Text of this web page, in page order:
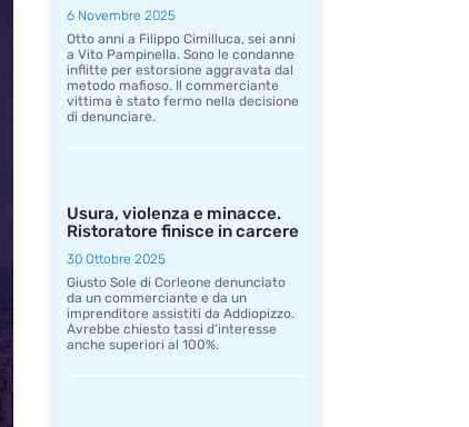
6 Novembre 2025
Otto anni a Filippo Cimilluca, sei anni
a Vito Pampinella. Sono le condanne
inflitte per estorsione aggravata dal
metodo mafioso. Il commerciante
vittima è stato fermo nella decisione
di denunciare.
Usura, violenza e minacce.
Ristoratore finisce in carcere
30 Ottobre 2025
Giusto Sole di Corleone denunciato
da un commerciante e da un
imprenditore assistiti da Addiopizzo.
Avrebbe chiesto tassi d’interesse
anche superiori al 100%.